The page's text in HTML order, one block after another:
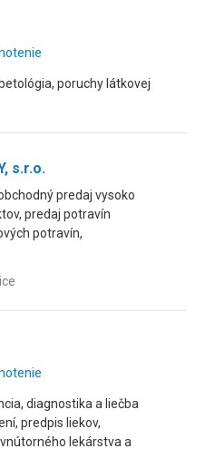
poruchy látkovej
s.r.o.
predaj vysoko
predaj potravín
potravín,
diagnostika a liečba
predpis liekov,
lekárstva a